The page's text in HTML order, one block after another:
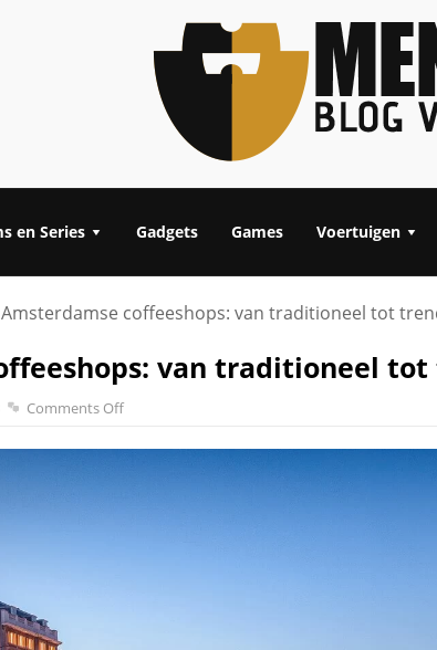
en Series Gadgets Games Voertuigen
Amsterdamse coffeeshops: van traditioneel tot
van traditioneel
Comments Off